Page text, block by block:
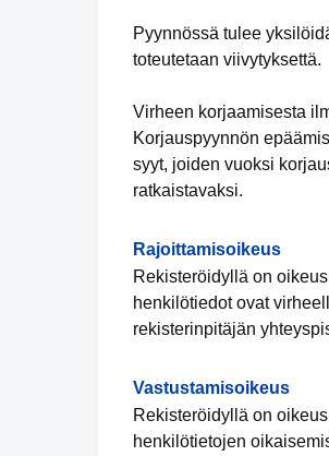
Pyynnössä tulee
toteutetaan viivytyksettä.
Virheen korjaamisesta
Korjauspyynnön
syyt, joiden vuoksi
ratkaistavaksi.
Rajoittamisoikeus
Rekisteröidyllä on
henkilötiedot ovat
rekisterinpitäjän
Vastustamisoikeus
Rekisteröidyllä on
henkilötietojen